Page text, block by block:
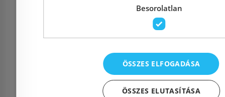
Fizetés
Kapcsolat
Adatvédelmi tájékoztató
Besorolatlan
ÖSSZES ELFOGADÁSA
ÖSSZES ELUTASÍTÁSA